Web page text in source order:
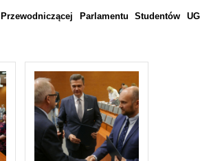
Parlamentu Studentów UG